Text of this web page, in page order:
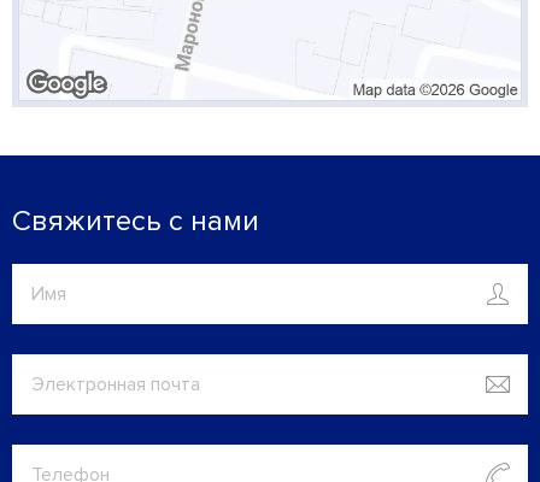
Свяжитесь с нами